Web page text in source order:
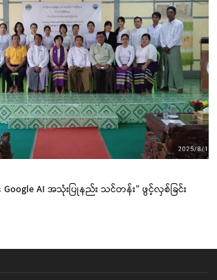
AI အသုံးပြုနည်း သင်တန်း” ဖွင့်လှစ်ခြင်း